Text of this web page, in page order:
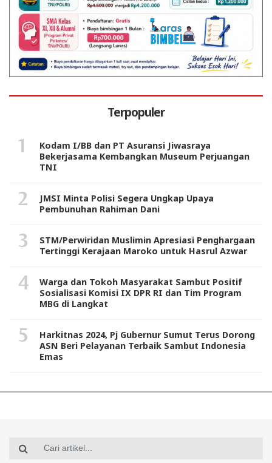
Terpopuler
Kodam I/BB dan PT Asuransi Jiwasraya
Bekerjasama Kembangkan Museum Perjuangan
TNI
JMSI Minta Polisi Segera Ungkap Upaya
Pembunuhan Rahiman Dani
STM/Perwiridan Muslimin Apresiasi Penghargaan
Tertinggi Kerajaan Maroko untuk Hasrul Azwar
Warga dan Tokoh Masyarakat Sambut Positif
Sosialisasi Komisi IX DPR RI dan Tim Program
MBG di Langkat
Harkitnas 2024, Pj Gubernur Sumut Terus Dorong
ASN Beri Pelayanan Terbaik Sambut Indonesia
Emas